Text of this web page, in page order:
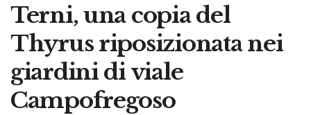
Terni, una copia del
Thyrus riposizionata nei
giardini di viale
Campofregoso